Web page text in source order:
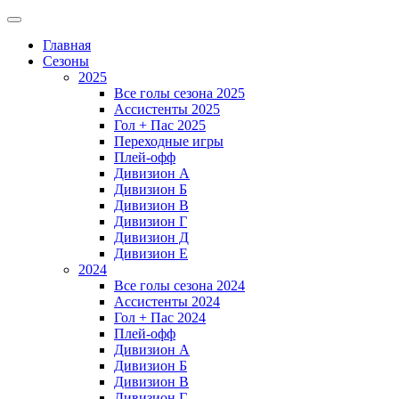
Главная
Сезоны
2025
Все голы сезона 2025
Ассистенты 2025
Гол + Пас 2025
Переходные игры
Плей-офф
Дивизион A
Дивизион Б
Дивизион В
Дивизион Г
Дивизион Д
Дивизион Е
2024
Все голы сезона 2024
Ассистенты 2024
Гол + Пас 2024
Плей-офф
Дивизион A
Дивизион Б
Дивизион В